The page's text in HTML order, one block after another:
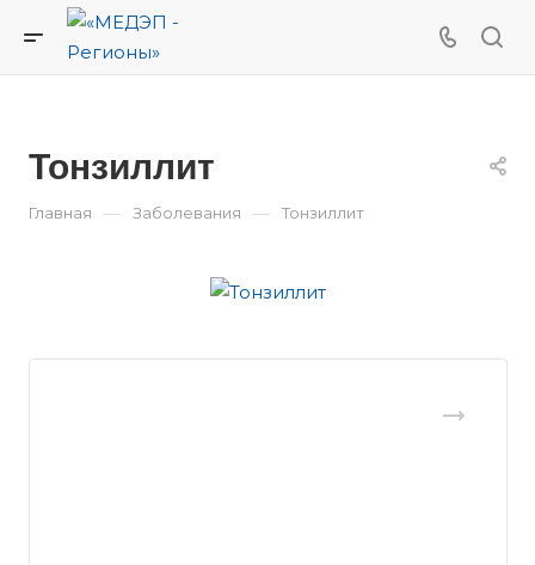
Тонзиллит
Главная — Заболевания — Тонзиллит